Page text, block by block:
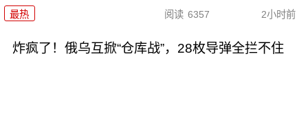
最热 阅读 6357 2小时前
炸疯了！俄乌互掀“仓库战”，28枚导弹全拦不住